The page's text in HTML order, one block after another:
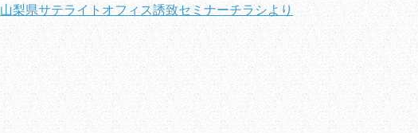
山梨県サテライトオフィス誘致セミナーチラシより